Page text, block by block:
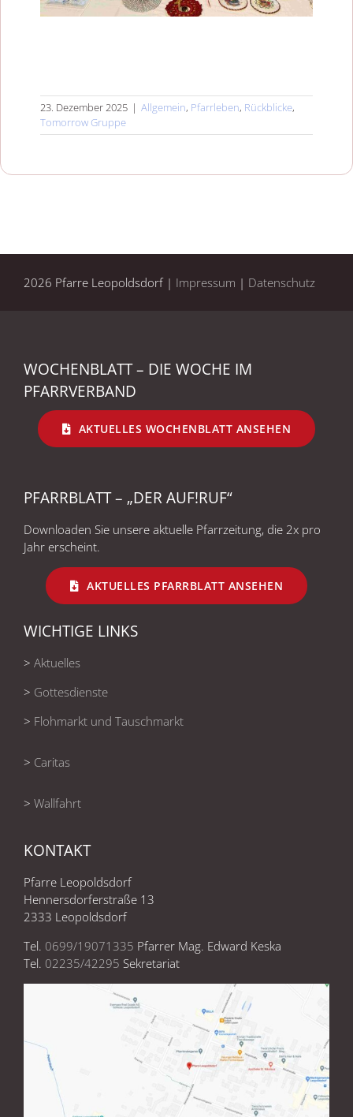
23. Dezember 2025 | Allgemein, Pfarrleben, Rückblicke,
Tomorrow Gruppe
2026 Pfarre Leopoldsdorf | Impressum | Datenschutz
WOCHENBLATT – DIE WOCHE IM
PFARRVERBAND
AKTUELLES WOCHENBLATT ANSEHEN
PFARRBLATT – „DER AUF!RUF“
Downloaden Sie unsere aktuelle Pfarrzeitung, die 2x pro
Jahr erscheint.
AKTUELLES PFARRBLATT ANSEHEN
WICHTIGE LINKS
> Aktuelles
> Gottesdienste
> Flohmarkt und Tauschmarkt
> Caritas
> Wallfahrt
KONTAKT
Pfarre Leopoldsdorf
Hennersdorferstraße 13
2333 Leopoldsdorf
Tel. 0699/19071335 Pfarrer Mag. Edward Keska
Tel. 02235/42295 Sekretariat